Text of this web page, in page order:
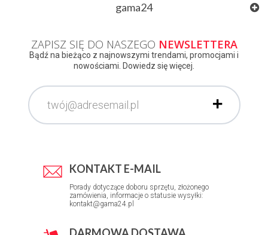
gama24
ZAPISZ SIĘ DO NASZEGO NEWSLETTERA
Bądź na bieżąco z najnowszymi trendami, promocjami i
nowościami. Dowiedz się więcej.
KONTAKT E-MAIL
Porady dotyczące doboru sprzętu, złożonego
zamówienia, informacje o statusie wysyłki:
kontakt@gama24.pl